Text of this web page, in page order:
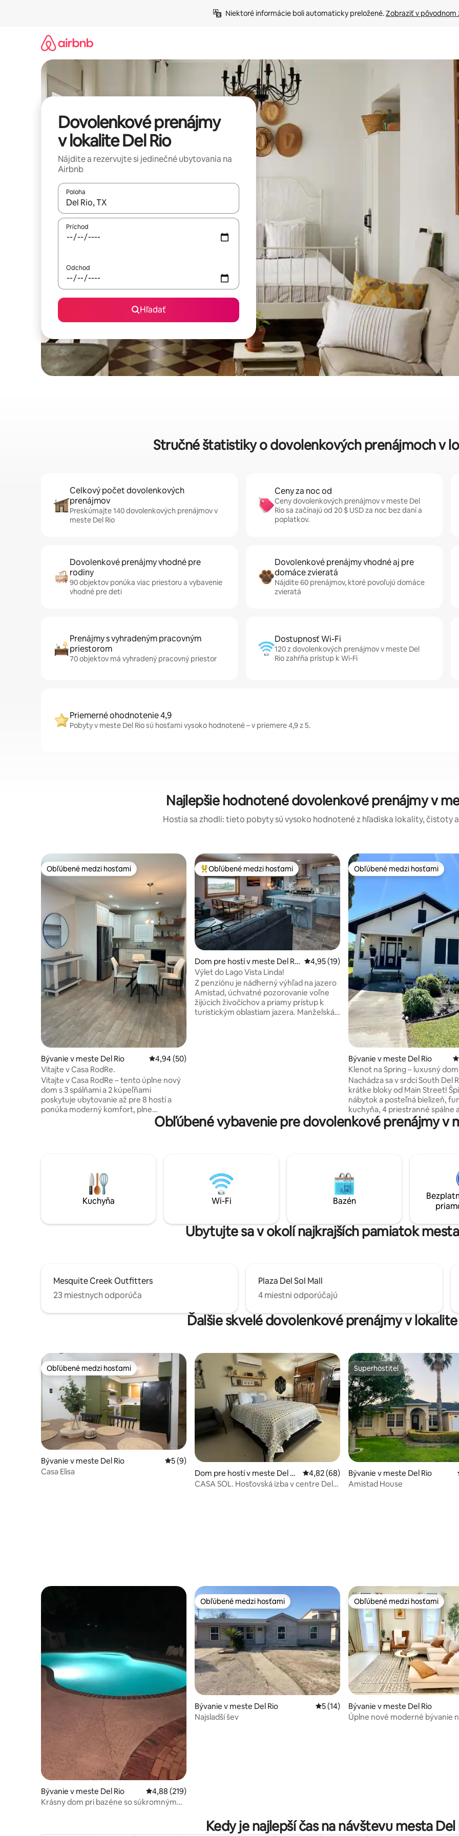
Niektoré informácie boli automaticky preložené. Zobraziť v pôvodnom
Dovolenkové prenájmy
v lokalite Del Rio
Nájdite a rezervujte si jedinečné ubytovania na
Airbnb
Poloha
Keď budú výsledky k dispozícii, môžete si ich prechádzať pomocou klávesov so šípkami nahor a nadol alebo ich
Príchod
Odchod
Hľadať
Stručné štatistiky o dovolenkových prenájmoch v
Celkový počet dovolenkových
prenájmov
Preskúmajte 140 dovolenkových prenájmov v
meste Del Rio
Ceny za noc od
Ceny dovolenkových prenájmov v meste Del
Rio sa začínajú od 20 $ USD za noc bez daní a
poplatkov.
Dovolenkové prenájmy vhodné pre
rodiny
90 objektov ponúka viac priestoru a vybavenie
vhodné pre deti
Dovolenkové prenájmy vhodné aj pre
domáce zvieratá
Nájdite 60 prenájmov, ktoré povoľujú domáce
zvieratá
Prenájmy s vyhradeným pracovným
priestorom
70 objektov má vyhradený pracovný priestor
Dostupnosť Wi-Fi
120 z dovolenkových prenájmov v meste Del
Rio zahŕňa prístup k Wi-Fi
Priemerné ohodnotenie 4,9
Pobyty v meste Del Rio sú hosťami vysoko hodnotené – v priemere 4,9 z 5.
Najlepšie hodnotené dovolenkové prenájmy v
Hostia sa zhodli: tieto pobyty sú vysoko hodnotené z hľadiska lokality, čistoty
Obľúbené medzi hosťami
Obľúbené medzi hosťami
Bývanie v meste Del Rio Priemerné ohodnotenie 4,94 z 5, počet hodnotení: 50
4,94 (50)
Vitajte v Casa RodRe.
Vitajte v Casa RodRe – tento úplne nový
dom s 3 spálňami a 2 kúpeľňami
poskytuje ubytovanie až pre 8 hostí a
ponúka moderný komfort, plne
parkovanie pre 4 vozidlá. Úplne oplotené
centre mesta Del Rio, 5 minút od hraníc s
Mexikom, 2 minúty od kultového
vinárstva Val Verde, 15 minút od jazera
Amistad. Ideálne pre rodiny, páry alebo
pohodlie a komfort.
Najobľúbenejšie medzi hosťami
Obľúbené medzi hosťami
Dom pre hostí v meste Del Ri
o
Priemerné ohodnotenie 4,95 z 5, počet
4,95 (19)
Výlet do Lago Vista Linda!
Z penziónu je nádherný výhľad na jazero
Amistad, úchvatné pozorovanie voľne
žijúcich živočíchov a priamy prístup k
turistickým oblastiam jazera. Manželská
druhú terasu na západy slnka. Ideálne
pre rybárov.
Obľúbené medzi hosťami
Obľúbené medzi hosťami
Bývanie v meste Del Rio
Klenot na Spring – luxusný
Main, 11 lôžok
Nachádza sa v srdci South Del
krátke bloky od Main Street!
nábytok a posteľná bielizeň,
kuchyňa, 4 priestranné spálne
vybavené kúpeľne s luxusnými
Príjemná predná veranda a
príjazdová cesta s bránou pre
vozidiel, lodí a obytných
úplné súkromie – budete mať
celého domu. Súdy, zábava, reštaurácie,
knižnica, stravovanie, kostol
Obľúbené vybavenie pre dovolenkové prenájmy v
Kuchyňa Wi-Fi Bazén
Ubytujte sa v okolí najkrajších pamiatok
Mesquite Creek Outfitters
23 miestnych odporúča
Plaza Del Sol Mall
4 miestni odporúčajú
Ďalšie skvelé dovolenkové prenájmy v lokalite
Obľúbené medzi hosťami
Obľúbené medzi hosťami
Bývanie v meste Del Rio Priemerné ohodnotenie 5 z 5, počet hodnotení: 9
5 (9)
Casa Elisa
Dom pre hostí v meste Del Ri
o
Priemerné ohodnotenie 4,82 z 5, počet
4,82 (68)
CASA SOL. Hosťovská izba v centre Del
Superhostiteľ
Superhostiteľ
Bývanie v meste Del Rio
Amistad House
Bývanie v meste Del Rio Priemerné ohodnotenie 4,88 z 5, počet hodnotení: 219
4,88 (219)
Krásny dom pri bazéne so súkromným
Obľúbené medzi hosťami
Obľúbené medzi hosťami
Bývanie v meste Del Rio Priemerné ohodnotenie 5 z 5, počet
5 (14)
Najsladší šev
Obľúbené medzi hosťami
Obľúbené medzi hosťami
Bývanie v meste Del Rio
Úplne nové moderné bývanie
Kedy je najlepší čas na návštevu mesta Del